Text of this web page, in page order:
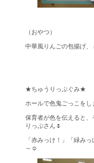
（おやつ）
中華風りんごの包揚げ、
★ちゅうりっぷぐみ★
ホールで色鬼ごっこをし
保育者が色を伝えると、
りっぷさん🌷
「赤みっけ！」「緑み
～☺